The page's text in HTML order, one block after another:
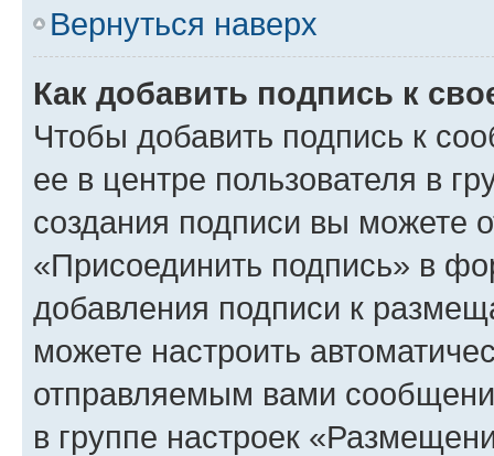
Вернуться наверх
Как добавить подпись к
Чтобы добавить подпись к
ее в центре пользователя в
создания подписи вы можете
«Присоединить подпись» в
добавления подписи к
можете настроить
отправляемым вами
в группе настроек